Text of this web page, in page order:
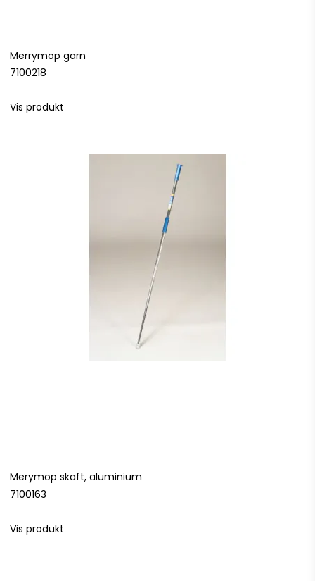
Merrymop garn
7100218
Vis produkt
Merymop skaft, aluminium
7100163
Vis produkt